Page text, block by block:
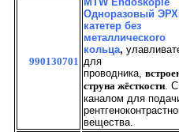
990130701
Одноразовый
катетер без
металлического
кольца,
для
проводника,
струна жёсткости. С
каналом для
вещества.